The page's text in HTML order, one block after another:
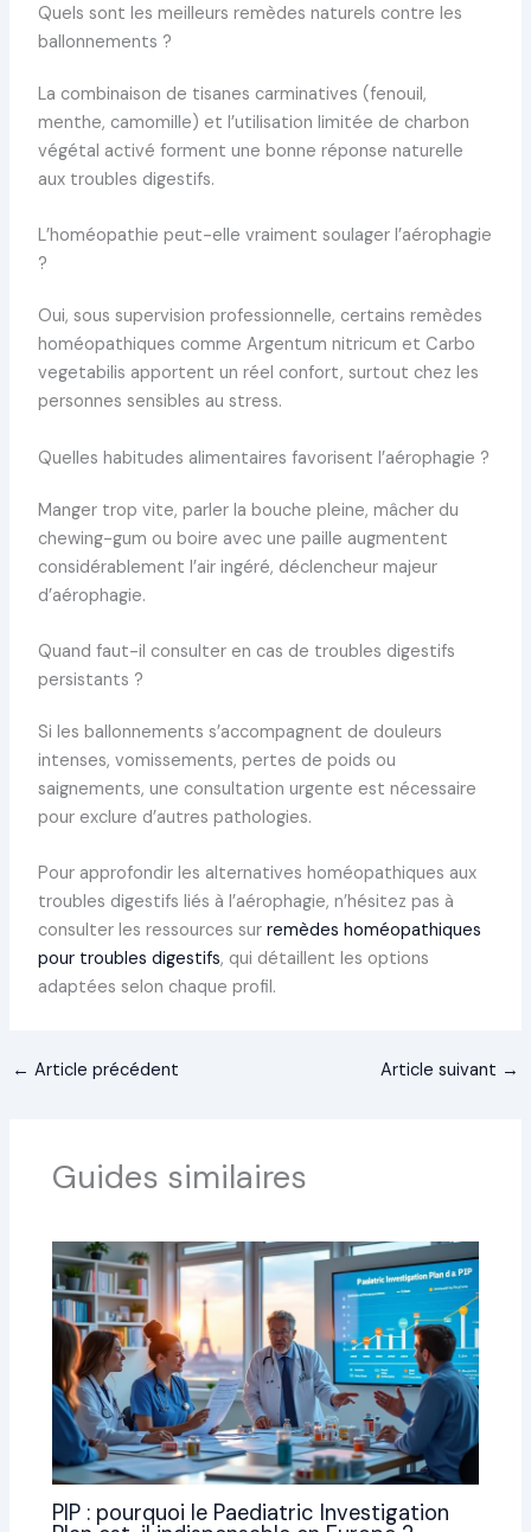
Quels sont les meilleurs remèdes naturels contre les
ballonnements ?
La combinaison de tisanes carminatives (fenouil,
menthe, camomille) et l’utilisation limitée de charbon
végétal activé forment une bonne réponse naturelle
aux troubles digestifs.
L’homéopathie peut-elle vraiment soulager l’aérophagie
?
Oui, sous supervision professionnelle, certains remèdes
homéopathiques comme Argentum nitricum et Carbo
vegetabilis apportent un réel confort, surtout chez les
personnes sensibles au stress.
Quelles habitudes alimentaires favorisent l’aérophagie ?
Manger trop vite, parler la bouche pleine, mâcher du
chewing-gum ou boire avec une paille augmentent
considérablement l’air ingéré, déclencheur majeur
d’aérophagie.
Quand faut-il consulter en cas de troubles digestifs
persistants ?
Si les ballonnements s’accompagnent de douleurs
intenses, vomissements, pertes de poids ou
saignements, une consultation urgente est nécessaire
pour exclure d’autres pathologies.
Pour approfondir les alternatives homéopathiques aux
troubles digestifs liés à l’aérophagie, n’hésitez pas à
consulter les ressources sur remèdes homéopathiques
pour troubles digestifs, qui détaillent les options
adaptées selon chaque profil.
← Article précédent Article suivant →
Guides similaires
PIP : pourquoi le Paediatric Investigation